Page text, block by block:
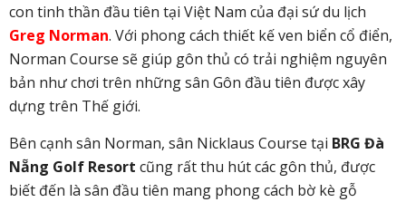
con tinh thần đầu tiên tại Việt Nam của đại sứ du lịch
Greg Norman. Với phong cách thiết kế ven biển cổ điển,
Norman Course sẽ giúp gôn thủ có trải nghiệm nguyên
bản như chơi trên những sân Gôn đầu tiên được xây
dựng trên Thế giới.
Bên cạnh sân Norman, sân Nicklaus Course tại BRG Đà
Nẵng Golf Resort cũng rất thu hút các gôn thủ, được
biết đến là sân đầu tiên mang phong cách bờ kè gỗ